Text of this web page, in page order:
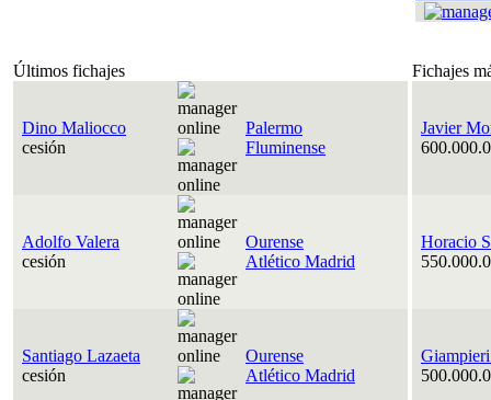
Últimos fichajes Fichajes
Dino Maliocco
cesión
Palermo
Fluminense
Javier
Adolfo Valera
cesión
Ourense
Atlético Madrid
Horacio
Santiago Lazaeta
cesión
Ourense
Atlético Madrid